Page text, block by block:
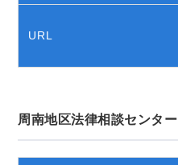
URL
周南地区法律相談センター